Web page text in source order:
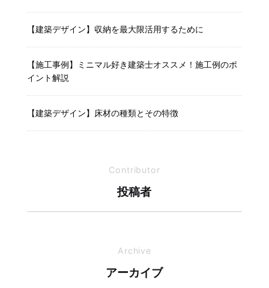
【建築デザイン】収納を最大限活用するために
【施工事例】ミニマル好き建築士オススメ！施工例のポ
イント解説
【建築デザイン】床材の種類とその特徴
Contributor
投稿者
Archive
アーカイブ